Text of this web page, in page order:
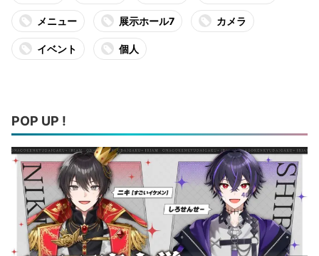
メニュー 展示ホール7 カメラ
イベント 個人
POP UP !